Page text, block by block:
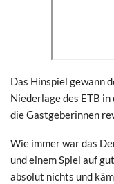
Das Hinspiel gewann
Niederlage des ETB
die Gastgeberinnen
Wie immer war das
und einem Spiel auf
absolut nichts und